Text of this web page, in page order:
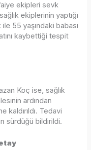
ekipleri sevk
ekiplerinin yaptığı
55 yaşındaki babası
kaybettiği tespit
Koç ise, sağlık
ardından
kaldırıldı. Tedavi
sürdüğü bildirildi.